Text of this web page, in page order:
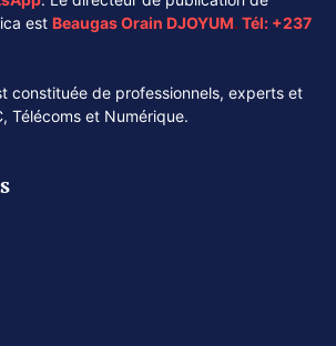
est Beaugas Orain DJOYUM. Tél: +237
constituée de professionnels, experts et
Télécoms et Numérique.